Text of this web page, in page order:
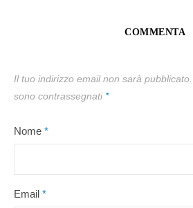
COMMENTA
Il tuo indirizzo email non sarà pubblicato.
sono contrassegnati *
Nome *
Email *